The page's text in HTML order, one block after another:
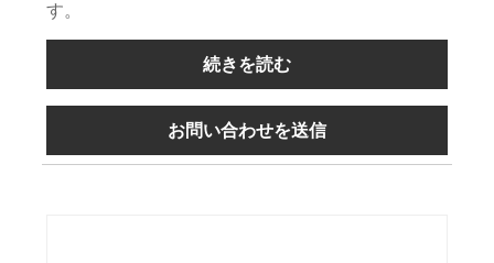
す。
続きを読む
お問い合わせを送信